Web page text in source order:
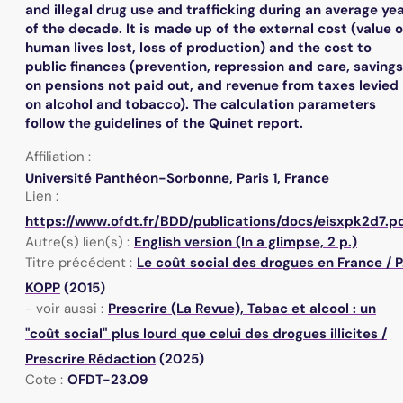
and illegal drug use and trafficking during an average
of the decade. It is made up of the external cost (value
human lives lost, loss of production) and the cost to
public finances (prevention, repression and care, savings
on pensions not paid out, and revenue from taxes levied
on alcohol and tobacco). The calculation parameters
follow the guidelines of the Quinet report.
Affiliation :
Université Panthéon-Sorbonne, Paris 1, France
Lien :
https://www.ofdt.fr/BDD/publications/docs/
Autre(s) lien(s) : English version (In a glimpse, 2 p.)
Titre précédent : Le coût social des drogues en France /
KOPP (2015)
- voir aussi : Prescrire (La Revue), Tabac et alcool : un
"coût social" plus lourd que celui des drogues illicites /
Prescrire Rédaction (2025)
Cote : OFDT-23.09